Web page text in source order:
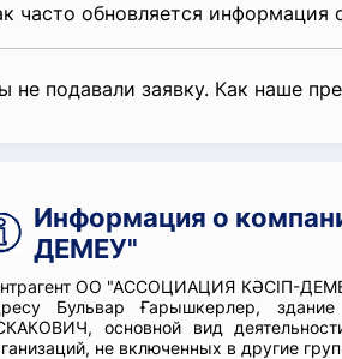
часто обновляется информация
не подавали заявку. Как наше
Информация о
ДЕМЕУ"
ОО "АССОЦИАЦИЯ КӘСІП-
Бульвар Ғарышкерлер,
основной вид
не включенных в другие